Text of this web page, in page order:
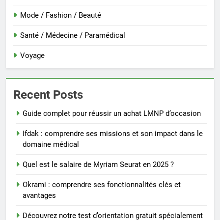
Mode / Fashion / Beauté
Santé / Médecine / Paramédical
Voyage
Recent Posts
Guide complet pour réussir un achat LMNP d’occasion
Ifdak : comprendre ses missions et son impact dans le
domaine médical
Quel est le salaire de Myriam Seurat en 2025 ?
Okrami : comprendre ses fonctionnalités clés et
avantages
Découvrez notre test d’orientation gratuit spécialement